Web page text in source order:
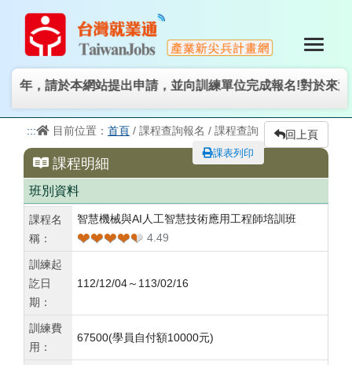
年，請於本網站提出申請，並向訓練單位完成報名!對於來
::: 目前位置： 首頁 / 課程查詢報名 / 課程查詢 回上頁
課表列印
課程明細
班別資料
課程名
稱：
智慧機械與AI人工智慧技術應用工程師培訓班
❤❤❤❤❤
❤❤❤❤❤ 4.49
訓練起
訖日
期：
112/12/04～113/02/16
訓練費
用：
67500(學員自付額10000元)